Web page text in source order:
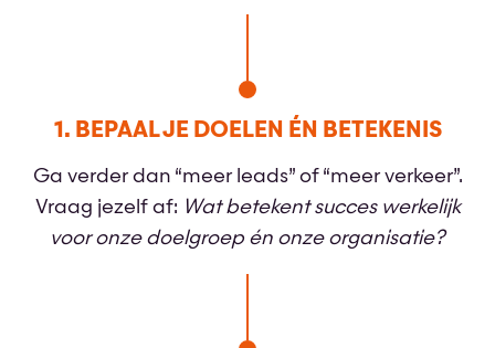
1. BEPAAL JE DOELEN ÉN BETEKENIS
Ga verder dan “meer leads” of “meer verkeer”.
Vraag jezelf af: Wat betekent succes werkelijk
voor onze doelgroep én onze organisatie?